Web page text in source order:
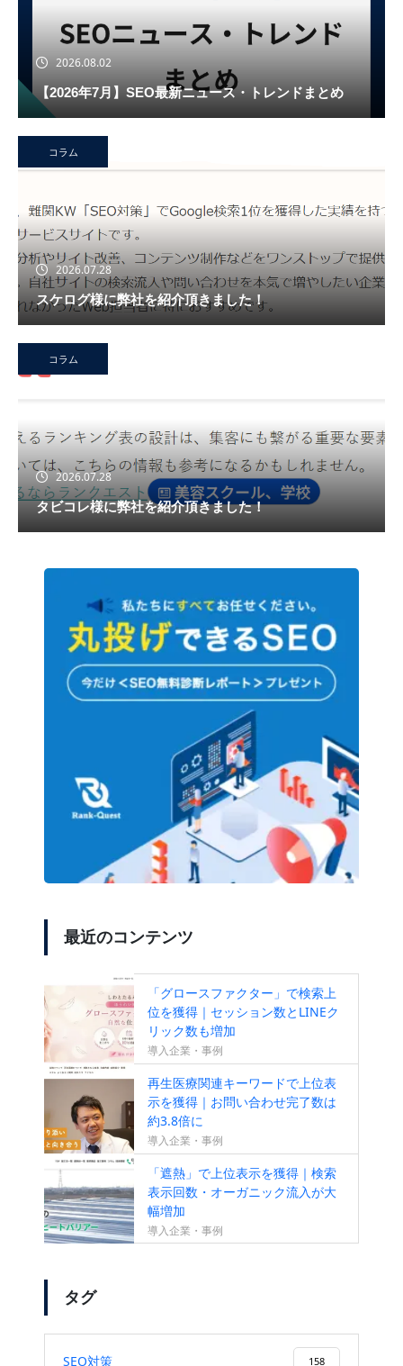
2026.08.02
【2026年7月】SEO最新ニュース・トレンドまとめ
コラム
2026.07.28
スケログ様に弊社を紹介頂きました！
コラム
2026.07.28
タビコレ様に弊社を紹介頂きました！
最近のコンテンツ
「グロースファクター」で検索上
位を獲得｜セッション数とLINEク
リック数も増加
導入企業・事例
再生医療関連キーワードで上位表
示を獲得｜お問い合わせ完了数は
約3.8倍に
導入企業・事例
「遮熱」で上位表示を獲得｜検索
表示回数・オーガニック流入が大
幅増加
導入企業・事例
タグ
SEO対策 158